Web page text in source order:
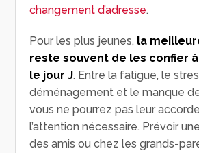
changement d’adresse.
Pour les plus jeunes, la
reste souvent de les confier
le jour J. Entre la fatigue, le
déménagement et le manque
vous ne pourrez pas leur
l’attention nécessaire. Prévoir
des amis ou chez les grands-